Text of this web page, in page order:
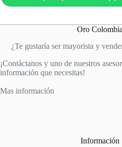
cantidad
Oro Colombia
¿Te gustaría ser mayorista y
¡Contáctanos y uno de nuestros
información que necesitas!
Mas información
Información